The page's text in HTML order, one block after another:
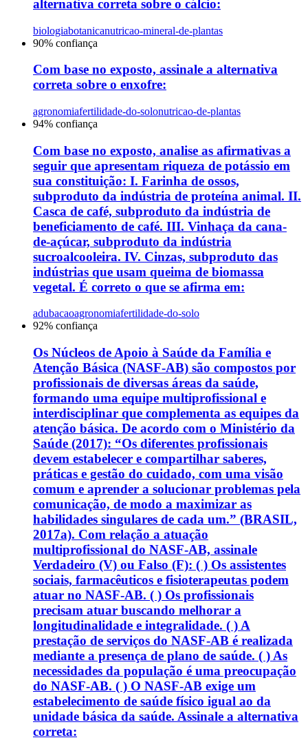
alternativa correta sobre o cálcio:
biologiabotanicanutricao-mineral-de-plantas
90% confiança
Com base no exposto, assinale a alternativa
correta sobre o enxofre:
agronomiafertilidade-do-solonutricao-de-plantas
94% confiança
Com base no exposto, analise as afirmativas a
seguir que apresentam riqueza de potássio em
sua constituição: I. Farinha de ossos,
subproduto da indústria de proteína animal. II.
Casca de café, subproduto da indústria de
beneficiamento de café. III. Vinhaça da cana-
de-açúcar, subproduto da indústria
sucroalcooleira. IV. Cinzas, subproduto das
indústrias que usam queima de biomassa
vegetal. É correto o que se afirma em:
adubacaoagronomiafertilidade-do-solo
92% confiança
Os Núcleos de Apoio à Saúde da Família e
Atenção Básica (NASF-AB) são compostos por
profissionais de diversas áreas da saúde,
formando uma equipe multiprofissional e
interdisciplinar que complementa as equipes da
atenção básica. De acordo com o Ministério da
Saúde (2017): “Os diferentes profissionais
devem estabelecer e compartilhar saberes,
práticas e gestão do cuidado, com uma visão
comum e aprender a solucionar problemas pela
comunicação, de modo a maximizar as
habilidades singulares de cada um.” (BRASIL,
2017a). Com relação a atuação
multiprofissional do NASF-AB, assinale
Verdadeiro (V) ou Falso (F): ( ) Os assistentes
sociais, farmacêuticos e fisioterapeutas podem
atuar no NASF-AB. ( ) Os profissionais
precisam atuar buscando melhorar a
longitudinalidade e integralidade. ( ) A
prestação de serviços do NASF-AB é realizada
mediante a presença de plano de saúde. ( ) As
necessidades da população é uma preocupação
do NASF-AB. ( ) O NASF-AB exige um
estabelecimento de saúde físico igual ao da
unidade básica da saúde. Assinale a alternativa
correta: